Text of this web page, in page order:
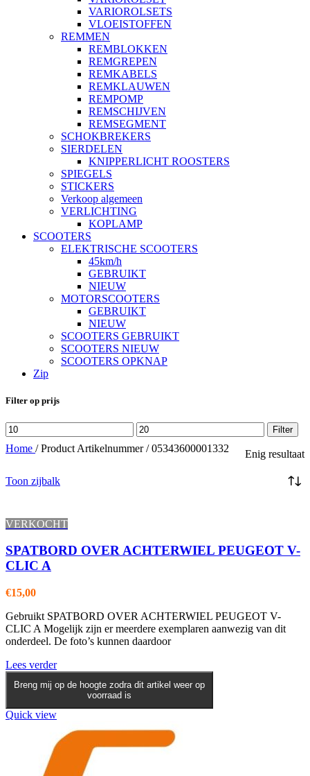
VARIOROLSETS
VLOEISTOFFEN
REMMEN
REMBLOKKEN
REMGREPEN
REMKABELS
REMKLAUWEN
REMPOMP
REMSCHIJVEN
REMSEGMENT
SCHOKBREKERS
SIERDELEN
KNIPPERLICHT ROOSTERS
SPIEGELS
STICKERS
Verkoop algemeen
VERLICHTING
KOPLAMP
SCOOTERS
ELEKTRISCHE SCOOTERS
45km/h
GEBRUIKT
NIEUW
MOTORSCOOTERS
GEBRUIKT
NIEUW
SCOOTERS GEBRUIKT
SCOOTERS NIEUW
SCOOTERS OPKNAP
Zip
Filter op prijs
Min.
prijs
Max.
prijs
Filter
Home / Product Artikelnummer/ 05343600001332 Enig resultaat
Toon zijbalk
VERKOCHT
SPATBORD OVER ACHTERWIEL PEUGEOT V-
CLIC A
€15,00
Gebruikt SPATBORD OVER ACHTERWIEL PEUGEOT V-
CLIC A Mogelijk zijn er meerdere exemplaren aanwezig van dit
onderdeel. De foto’s kunnen daardoor
Lees verder
Breng mij op de hoogte zodra dit artikel weer op
voorraad is
Quick view